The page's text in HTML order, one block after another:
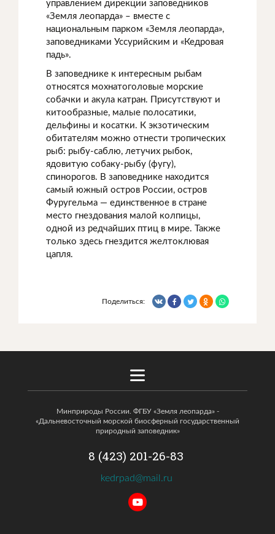
управлением дирекции заповедников
«Земля леопарда» – вместе с
национальным парком «Земля леопарда»,
заповедниками Уссурийским и «Кедровая
падь».
В заповеднике к интересным рыбам
относятся мохнатоголовые морские
собачки и акула катран. Присутствуют и
китообразные, малые полосатики,
дельфины и косатки. К экзотическим
обитателям можно отнести тропических
рыб: рыбу-саблю, летучих рыбок,
ядовитую собаку-рыбу (фугу),
спинорогов. В заповеднике находится
самый южный остров России, остров
Фуругельма — единственное в стране
место гнездования малой колпицы,
одной из редчайших птиц в мире. Также
только здесь гнездится желтоклювая
цапля.
Поделиться:
Минприроды России. ФГБУ «Земля леопарда» -
«Дальневосточный морской биосферный государственный
природный заповедник»
8 (423) 201-26-83
kedrpad@mail.ru